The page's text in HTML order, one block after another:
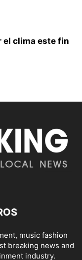
el clima este fin
music fashion
breaking news and
industry.